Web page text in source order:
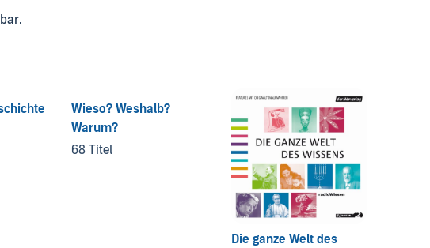
Wieso? Weshalb?
Warum?
68 Titel
Die ganze Welt des